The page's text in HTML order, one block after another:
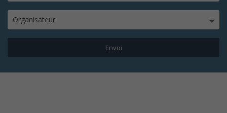
Organisateur